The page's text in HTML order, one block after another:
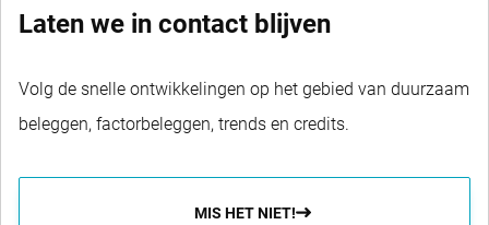
Laten we in contact blijven
Volg de snelle ontwikkelingen op het gebied van duurzaam
beleggen, factorbeleggen, trends en credits.
MIS HET NIET!